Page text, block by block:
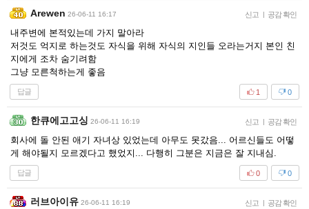
Arewen 26-06-11 16:17 신고 공감 확인
내주변에 본적있는데 가지 말아라
저것도 억지로 하는것도 자식을 위해 자식의 지인들 오라는거지 본인 친
지에게 조차 숨기려함
그냥 모른척하는게 좋음
답글 0
1
한큐에고고싱 26-06-11 16:19 신고 공감 확인
회사에 돌 안된 애기 자녀상 있었는데 아무도 못갔음... 어르신들도 어떻
게 해야될지 모르겠다고 했었지... 다행히 그분은 지금은 잘 지내심.
답글 0
0
러브아이유 26-06-11 16:19 신고 공감 확인